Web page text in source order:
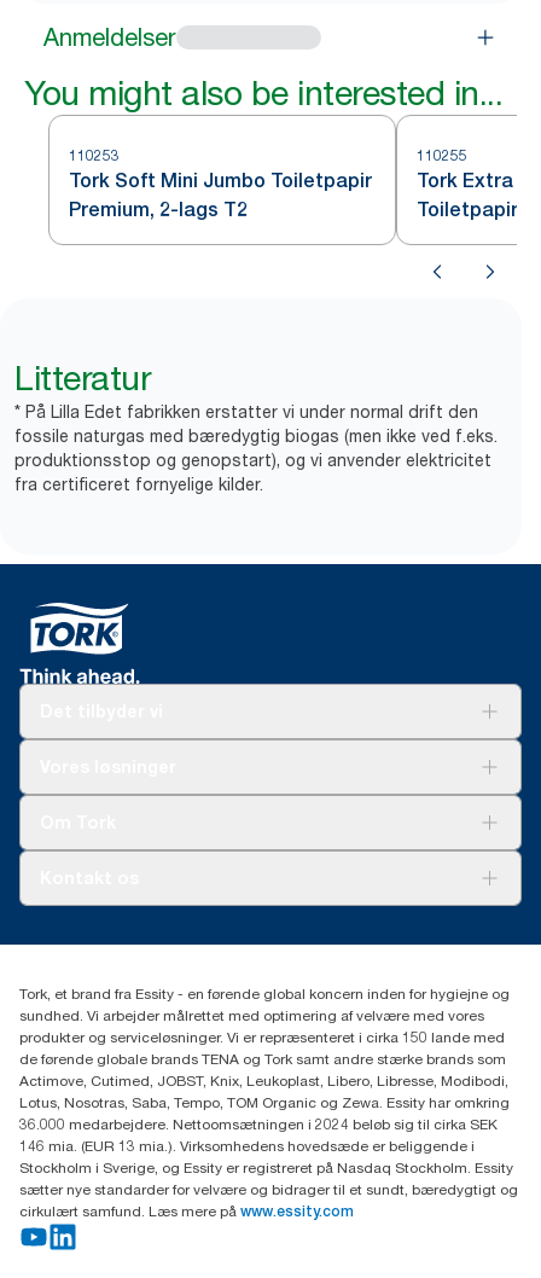
Anmeldelser
You might also be interested in...
110253
Tork Soft Mini Jumbo Toiletpapir
Premium, 2-lags T2
110255
Tork Extra
Toiletpapir,
Litteratur
* På Lilla Edet fabrikken erstatter vi under normal drift den
fossile naturgas med bæredygtig biogas (men ikke ved f.eks.
produktionsstop og genopstart), og vi anvender elektricitet
fra certificeret fornyelige kilder.
Smiley-rapport
(+45) 48 16 82 44
Professional Hygiene
Gydevang 33
DK-3450 Allerød
Tork, et brand fra Essity - en førende global koncern inden for hygiejne og
sundhed. Vi arbejder målrettet med optimering af velvære med vores
produkter og serviceløsninger. Vi er repræsenteret i cirka 150 lande med
de førende globale brands TENA og Tork samt andre stærke brands som
Actimove, Cutimed, JOBST, Knix, Leukoplast, Libero, Libresse, Modibodi,
Lotus, Nosotras, Saba, Tempo, TOM Organic og Zewa. Essity har omkring
36.000 medarbejdere. Nettoomsætningen i 2024 beløb sig til cirka SEK
146 mia. (EUR 13 mia.). Virksomhedens hovedsæde er beliggende i
Stockholm i Sverige, og Essity er registreret på Nasdaq Stockholm. Essity
sætter nye standarder for velvære og bidrager til et sundt, bæredygtigt og
cirkulært samfund. Læs mere på www.essity.com